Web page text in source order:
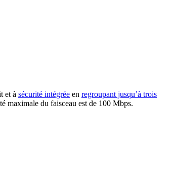
et à sécurité intégrée en regroupant jusqu’à trois
maximale du faisceau est de 100 Mbps.